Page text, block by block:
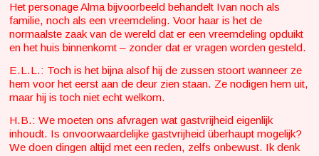
Het personage Alma bijvoorbeeld behandelt Ivan noch als
familie, noch als een vreemdeling. Voor haar is het de
normaalste zaak van de wereld dat er een vreemdeling opduikt
en het huis binnenkomt – zonder dat er vragen worden gesteld.
E.L.L.: Toch is het bijna alsof hij de zussen stoort wanneer ze
hem voor het eerst aan de deur zien staan. Ze nodigen hem uit,
maar hij is toch niet echt welkom.
H.B.: We moeten ons afvragen wat gastvrijheid eigenlijk
inhoudt. Is onvoorwaardelijke gastvrijheid überhaupt mogelijk?
We doen dingen altijd met een reden, zelfs onbewust. Ik denk